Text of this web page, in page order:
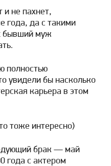
и не пахнет,
года, да с такими
бывший муж
полностью
увидели бы насколько
карьера в этом
тоже интересно)
брак — май
года с актером